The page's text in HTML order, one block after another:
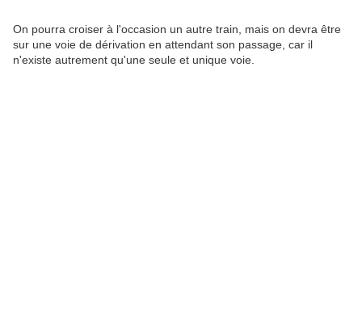
On pourra croiser à l'occasion un autre train, mais on devra être
sur une voie de dérivation en attendant son passage, car il
n'existe autrement qu'une seule et unique voie.